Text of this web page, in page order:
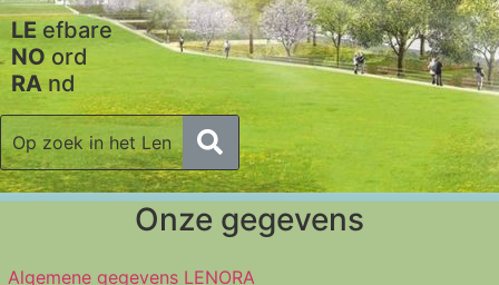
LEefbare
NOord
RAnd
Onze gegevens
Algemene gegevens LENORA